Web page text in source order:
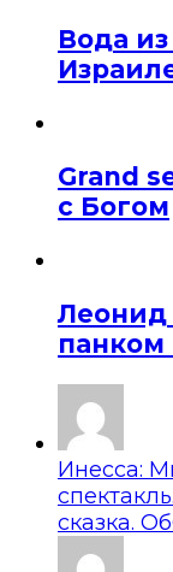
Вода
Grand
с Богом
Леонид
панком
Инесса:
сказка.